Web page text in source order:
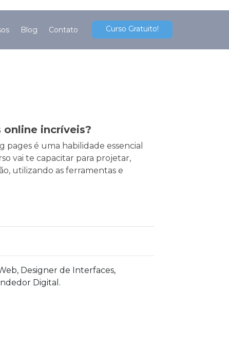
Blog Contato Curso Gratuito!
incríveis?
é uma habilidade essencial
vai te capacitar para projetar,
utilizando as ferramentas e
Designer de Interfaces,
Digital.